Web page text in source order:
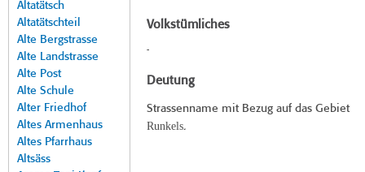
Altatätsch
Altatätschteil
Alte Bergstrasse
Alte Landstrasse
Alte Post
Alte Schule
Alter Friedhof
Altes Armenhaus
Altes Pfarrhaus
Altsäss
Volkstümliches
-
Deutung
Strassenname mit Bezug auf das Gebiet
Runkels.